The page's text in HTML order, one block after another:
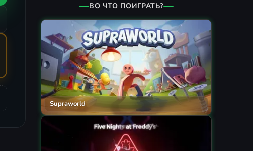
ВО ЧТО ПОИГРАТЬ?
Supraworld